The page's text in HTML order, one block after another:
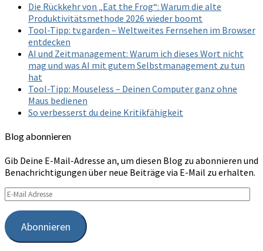
Die Rückkehr von „Eat the Frog“: Warum die alte
Produktivitätsmethode 2026 wieder boomt
Tool-Tipp: tv.garden – Weltweites Fernsehen im Browser
entdecken
AI und Zeitmanagement: Warum ich dieses Wort nicht
mag und was AI mit gutem Selbstmanagement zu tun
hat
Tool-Tipp: Mouseless – Deinen Computer ganz ohne
Maus bedienen
So verbesserst du deine Kritikfähigkeit
Blog abonnieren
Gib Deine E-Mail-Adresse an, um diesen Blog zu abonnieren und
Benachrichtigungen über neue Beiträge via E-Mail zu erhalten.
E-
Mail
Adresse
Abonnieren